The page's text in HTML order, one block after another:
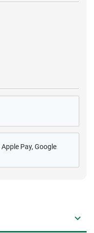
Apple Pay, Google